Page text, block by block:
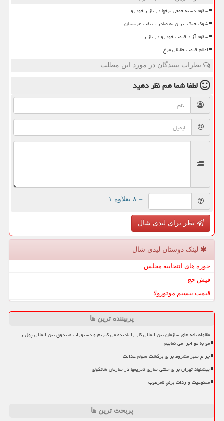
سقوط دسته جمعی نرخها در بازار خودرو
شوک جنگ ایران به صادرات نفت عربستان
سقوط آزاد قیمت خودرو در بازار
اعلام قیمت حقیقی مرغ
نظرات بینندگان در مورد این مطلب
لطفا شما همنظر دهید
= ۸ بعلاوه ۱
نظر برای لیدی شال
لینک دوستان لیدی شال
حوزه های انتخابیه مجلس
فیش حج
قیمت بیسیم موتورولا
پربیننده ترین ها
مقاوله نامه های سازمان بین المللی کار را نادیده می گیریم و دستورات صندوق بین المللی پول را
مو به مو اجرا می نماییم
چراغ سبز مشروط برای برگشت سهام عدالت
پیشنهاد تهران برای خنثی سازی تحریمها در سازمان شانگهای
ممنوعیت واردات برنج نامرغوب
پربحث ترین ها